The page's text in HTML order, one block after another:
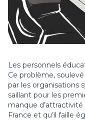
Les personnels
Ce problème,
par les organisations
saillant pour les
manque
France et qu’il faille